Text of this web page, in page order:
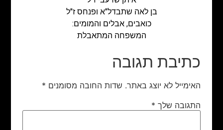
בן לאה שתבדל"א ופנחס ז"ל
כואבים, אבלים והמומים:
המשפחה המתאבלת
כתיבת תגובה
האימייל לא יוצג באתר. שדות החובה מסומנים *
התגובה שלך *